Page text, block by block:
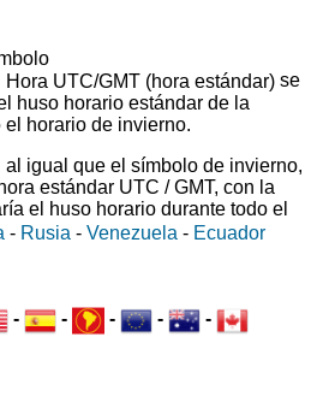
se
huso horario estándar de la
el horario de invierno.
al igual que el símbolo de invierno,
estándar UTC / GMT, con la
el huso horario durante todo el
- Rusia - Venezuela - Ecuador
- - - - -